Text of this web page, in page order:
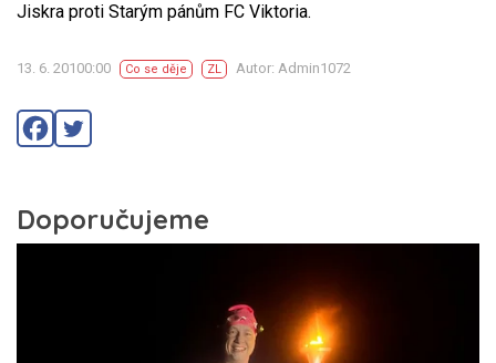
Jiskra proti Starým pánům FC Viktoria.
13. 6. 20100:00 Co se děje ZL Autor: Admin1072